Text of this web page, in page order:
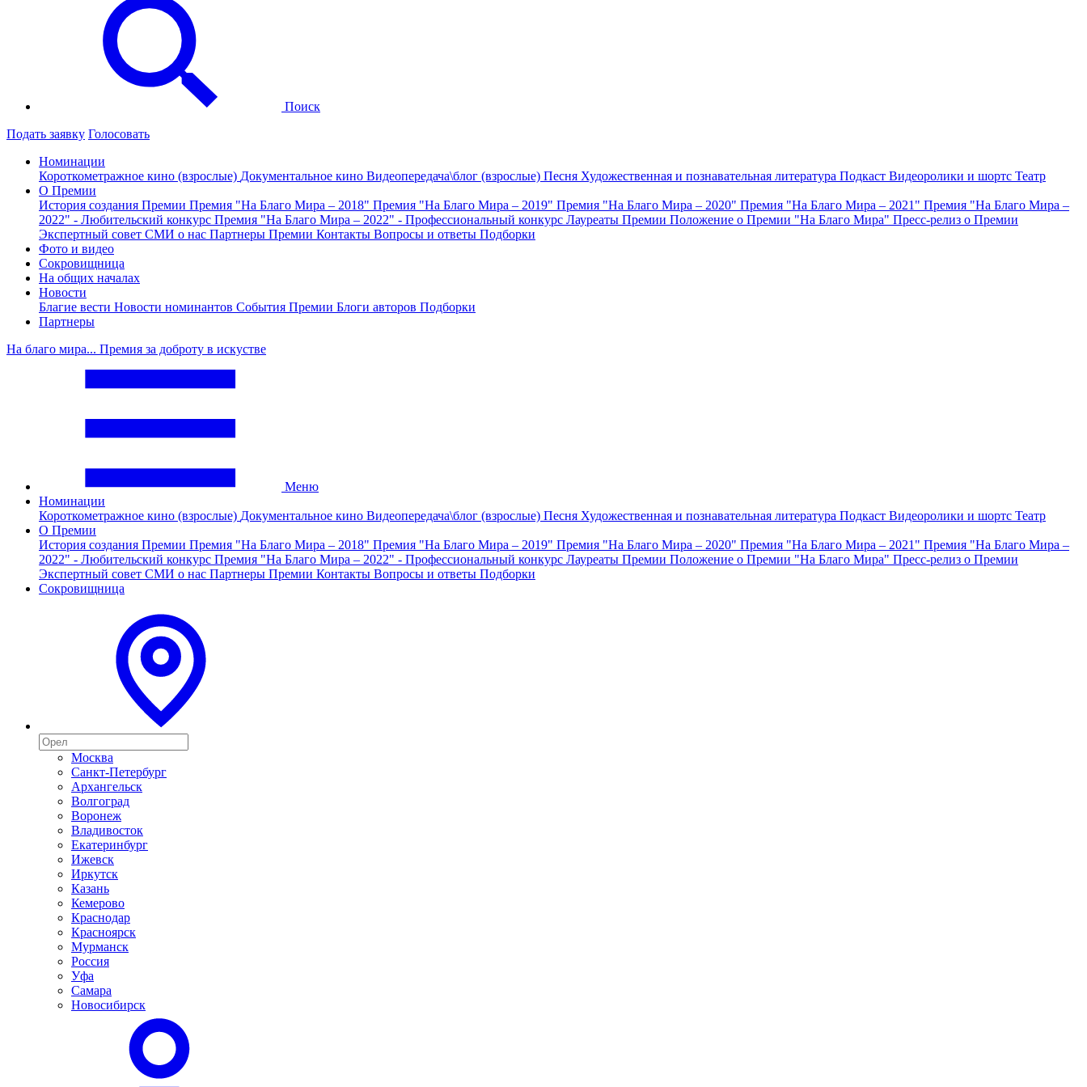
Поиск
Подать заявку Голосовать
Номинации
Короткометражное кино (взрослые) Документальное кино Видеопередача\блог (взрослые) Песня Художественная и познавательная литература Подкаст Видеоролики и шортс Театр
О Премии
История создания Премии Премия "На Благо Мира – 2018" Премия "На Благо Мира – 2019" Премия "На Благо Мира – 2020" Премия "На Благо Мира – 2021" Премия "На Благо Мира –
2022" - Любительский конкурс Премия "На Благо Мира – 2022" - Профессиональный конкурс Лауреаты Премии Положение о Премии "На Благо Мира" Пресс-релиз о Премии
Экспертный совет СМИ о нас Партнеры Премии Контакты Вопросы и ответы Подборки
Фото и видео
Сокровищница
На общих началах
Новости
Благие вести Новости номинантов События Премии Блоги авторов Подборки
Партнеры
На благо мира... Премия за доброту в искустве
Меню
Номинации
Короткометражное кино (взрослые) Документальное кино Видеопередача\блог (взрослые) Песня Художественная и познавательная литература Подкаст Видеоролики и шортс Театр
О Премии
История создания Премии Премия "На Благо Мира – 2018" Премия "На Благо Мира – 2019" Премия "На Благо Мира – 2020" Премия "На Благо Мира – 2021" Премия "На Благо Мира –
2022" - Любительский конкурс Премия "На Благо Мира – 2022" - Профессиональный конкурс Лауреаты Премии Положение о Премии "На Благо Мира" Пресс-релиз о Премии
Экспертный совет СМИ о нас Партнеры Премии Контакты Вопросы и ответы Подборки
Сокровищница
Москва
Санкт-Петербург
Архангельск
Волгоград
Воронеж
Владивосток
Екатеринбург
Ижевск
Иркутск
Казань
Кемерово
Краснодар
Красноярск
Мурманск
Россия
Уфа
Самара
Новосибирск